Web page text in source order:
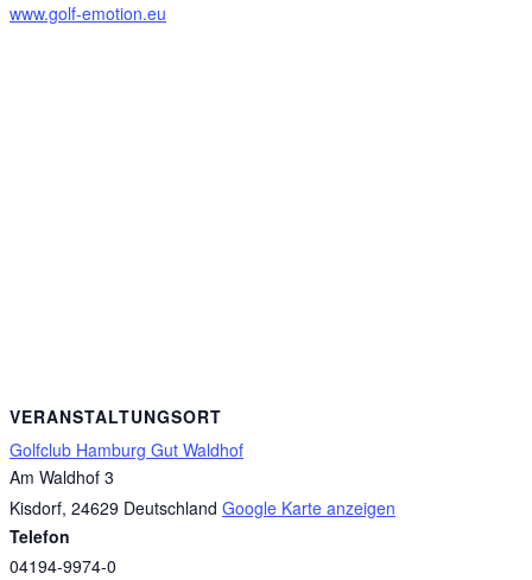
www.golf-emotion.eu
VERANSTALTUNGSORT
Golfclub Hamburg Gut Waldhof
Am Waldhof 3
Kisdorf, 24629 Deutschland Google Karte anzeigen
Telefon
04194-9974-0